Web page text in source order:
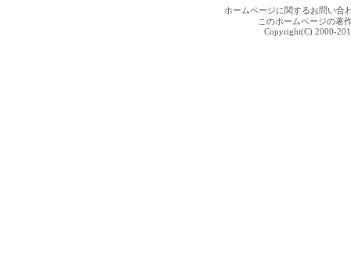
ホームページに関するお問い合
このホームページの著
Copyright(C) 2000-